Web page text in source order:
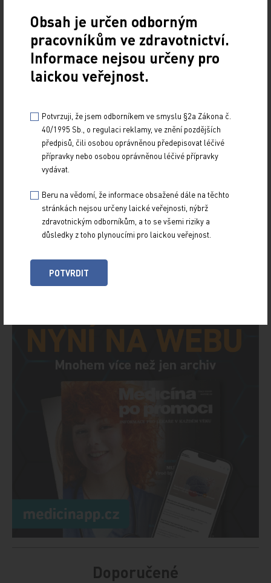
Publikováno podle publikační normy:
Prof. MUDr. Jan Václavík, Ph.D., FESC, FEFIM.
TIME – užívání antihypertenziv ráno nebo
Související okruhy témat:
Kardiologie
Klinické studie
Tisková verze článku ke stažení (dostupné po
přihlášení)
Doporučené
Obsah je určen odborným
pracovníkům ve zdravotnictví.
Informace nejsou určeny pro
laickou veřejnost.
Potvrzuji, že jsem odborníkem ve smyslu §2a Zákona č.
40/1995 Sb., o regulaci reklamy, ve znění pozdějších
předpisů, čili osobou oprávněnou předepisovat léčivé
přípravky nebo osobou oprávněnou léčivé přípravky
vydávat.
Beru na vědomí, že informace obsažené dále na těchto
stránkách nejsou určeny laické veřejnosti, nýbrž
zdravotnickým odborníkům, a to se všemi riziky a
důsledky z toho plynoucími pro laickou veřejnost.
POTVRDIT